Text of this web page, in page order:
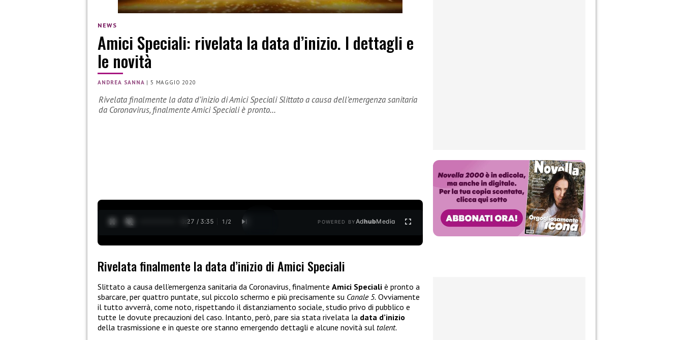
NEWS
Amici Speciali: rivelata la data d’inizio. I dettagli e
le novità
ANDREA SANNA |5 MAGGIO 2020
Rivelata finalmente la data d’inizio di Amici Speciali Slittato a causa dell’emergenza sanitaria
da Coronavirus, finalmente Amici Speciali è pronto…
0:28 / 3:35 1 /2 POWERED BYAdhubMedia
Rivelata finalmente la data d’inizio di Amici Speciali
Slittato a causa dell’emergenza sanitaria da Coronavirus, finalmente Amici Speciali è pronto a
sbarcare, per quattro puntate, sul piccolo schermo e più precisamente su Canale 5. Ovviamente
il tutto avverrà, come noto, rispettando il distanziamento sociale, studio privo di pubblico e
tutte le dovute precauzioni del caso. Intanto, però, pare sia stata rivelata la data d’inizio
della trasmissione e in queste ore stanno emergendo dettagli e alcune novità sul talent.